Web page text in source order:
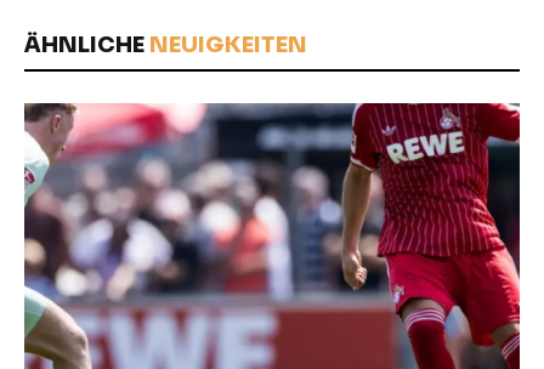
ÄHNLICHE NEUIGKEITEN